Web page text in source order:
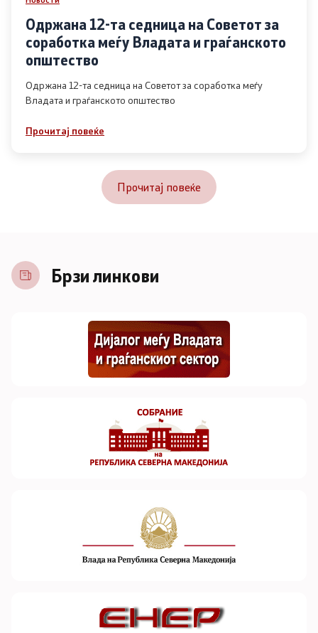
Одржана 12-та седница на Советот за
соработка меѓу Владата и граѓанското
општество
Одржана 12-та седница на Советот за соработка меѓу
Владата и граѓанското општество
Прочитај повеќе
Прочитај повеќе
Брзи линкови